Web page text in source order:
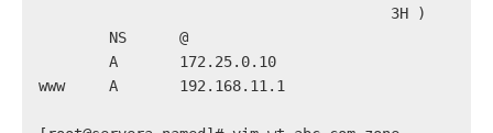
3H )    ;
        NS      @
        A       172.25.0.10
www     A       192.168.11.1